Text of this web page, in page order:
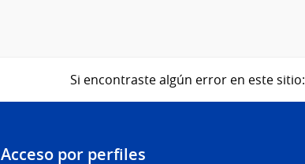
Si encontraste algún error en este sitio:
Acceso por perfiles